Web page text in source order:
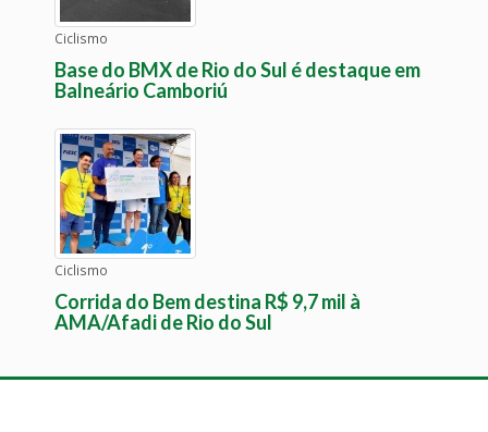
Ciclismo
Base do BMX de Rio do Sul é destaque em
Balneário Camboriú
Ciclismo
Corrida do Bem destina R$ 9,7 mil à
AMA/Afadi de Rio do Sul